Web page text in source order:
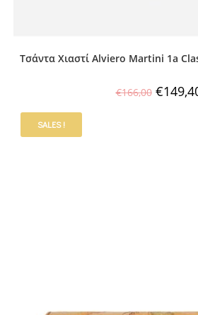
Τσάντα Χιαστί Alviero Martini 1a
€166,00 €
SALES !